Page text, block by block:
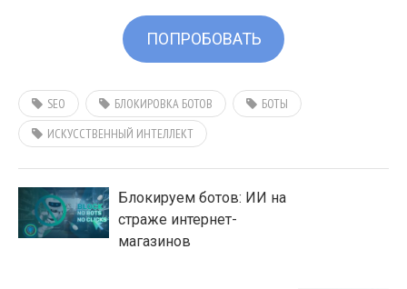
ПОПРОБОВАТЬ
SEO БЛОКИРОВКА БОТОВ
БОТЫ
ИСКУССТВЕННЫЙ ИНТЕЛЛЕКТ
Блокируем ботов: ИИ на
страже интернет-
магазинов